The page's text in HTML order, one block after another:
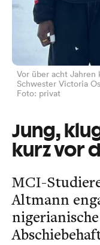
Vor über acht Jahren
Schwester Victoria
Foto: privat
Jung,
kurz vor
MCI-
Altmann